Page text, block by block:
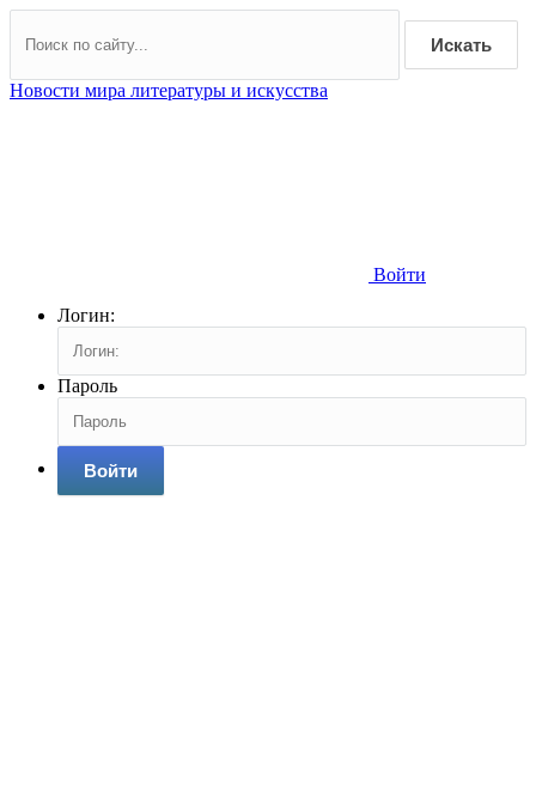
Искать
Новости мира литературы и искусства
Войти
Логин:
Пароль
Войти